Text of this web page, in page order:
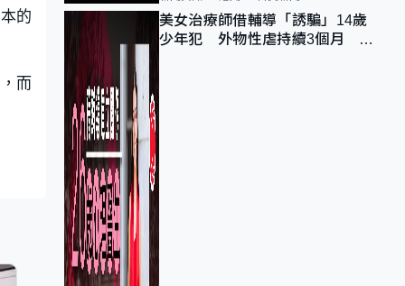
的
而
美女治療師借輔導「誘騙」14歲
少年犯 外物性虐持續3個月 受